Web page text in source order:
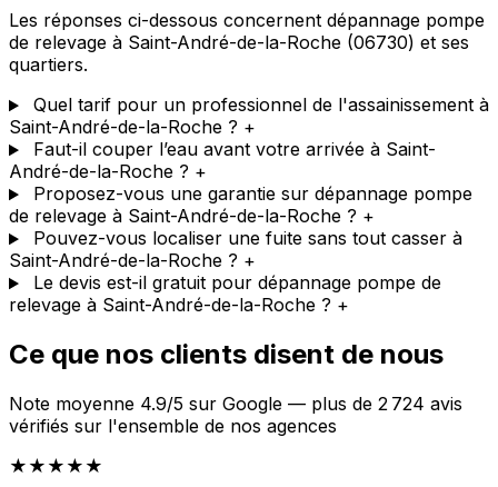
Les réponses ci-dessous concernent dépannage pompe
de relevage à Saint-André-de-la-Roche (06730) et ses
quartiers.
Quel tarif pour un professionnel de l'assainissement à
Saint-André-de-la-Roche ? +
Faut-il couper l’eau avant votre arrivée à Saint-
André-de-la-Roche ? +
Proposez-vous une garantie sur dépannage pompe
de relevage à Saint-André-de-la-Roche ? +
Pouvez-vous localiser une fuite sans tout casser à
Saint-André-de-la-Roche ? +
Le devis est-il gratuit pour dépannage pompe de
relevage à Saint-André-de-la-Roche ? +
Ce que nos clients disent de nous
Note moyenne 4.9/5 sur Google — plus de 2 724 avis
vérifiés sur l'ensemble de nos agences
★★★★★